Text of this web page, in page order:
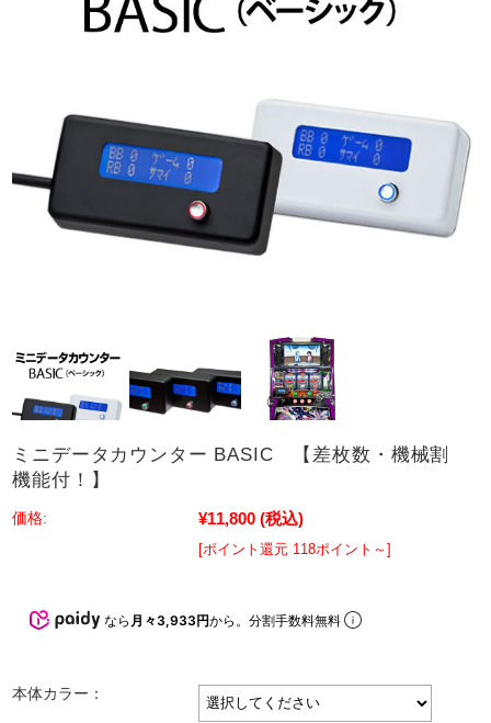
ミニデータカウンター BASIC 【差枚数・機械割
機能付！】
価格: ¥11,800 (税込)
[ポイント還元 118ポイント～]
なら 月々3,933円から。分割手数料無料
本体カラー：